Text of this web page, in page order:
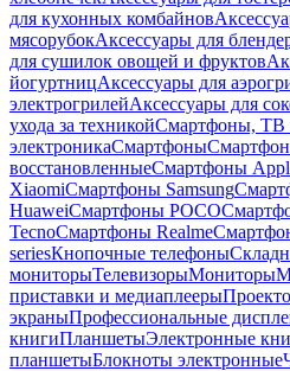
для кухонных комбайнов
мясорубокАксессуары для
для сушилок овощей и фруктов
йогуртницАксессуары для
электрогрилейАксессуары для
ухода за техникойСмартфоны, ТВ
электроникаСмартфоны
восстановленныеСмартфоны
XiaomiСмартфоны Samsung
HuaweiСмартфоны POCO
TecnoСмартфоны Realme
seriesКнопочные телефоны
мониторыТелевизорыМониторы
приставки и медиаплееры
экраныПрофессиональные
книгиПланшетыЭлектронные
планшетыБлокноты электронные